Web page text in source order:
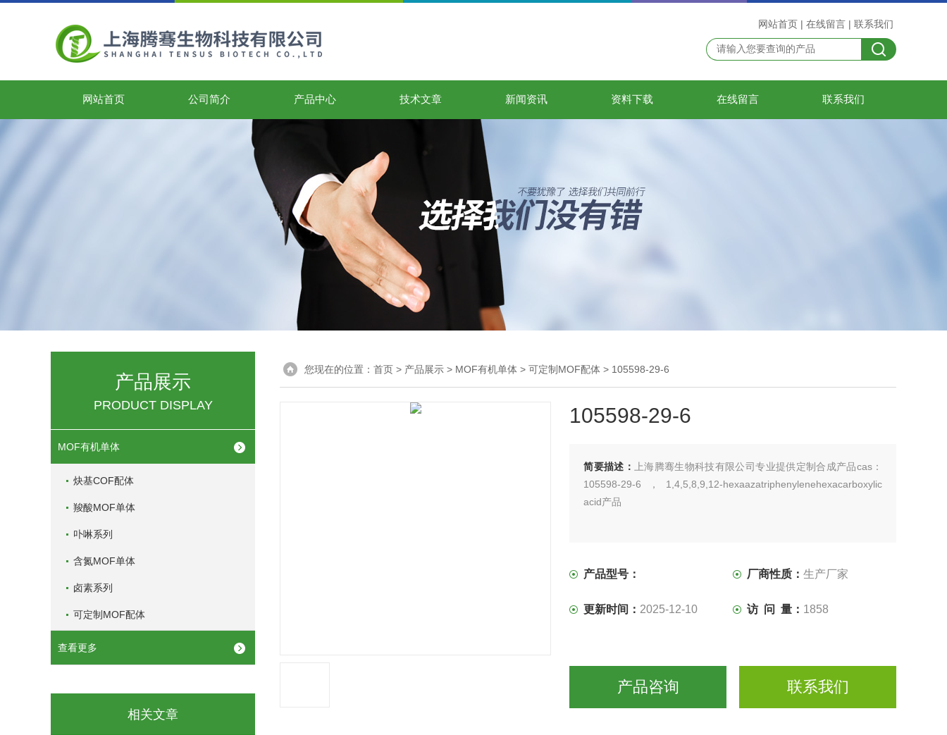
网站首页 | 在线留言 | 联系我们
网站首页 公司简介 产品中心 技术文章 新闻资讯 资料下载 在线留言 联系我们
产品展示
PRODUCT DISPLAY
MOF有机单体
炔基COF配体
羧酸MOF单体
卟啉系列
含氮MOF单体
卤素系列
可定制MOF配体
查看更多
相关文章
您现在的位置： 首页 > 产品展示 > MOF有机单体 > 可定制MOF配体 > 105598-29-6
105598-29-6
简要描述：
上海腾骞生物科技有限公司专业提供定制合成产品cas：
105598-29-6，1,4,5,8,9,12-hexaazatriphenylenehexacarboxylic
acid产品
产品型号： 厂商性质：生产厂家
更新时间： 2025-12-10 访 问 量： 1858
产品咨询 联系我们